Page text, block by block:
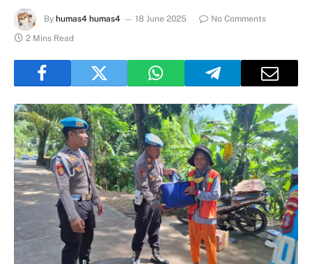
By humas4 humas4 18 June 2025
No Comments
2 Mins Read